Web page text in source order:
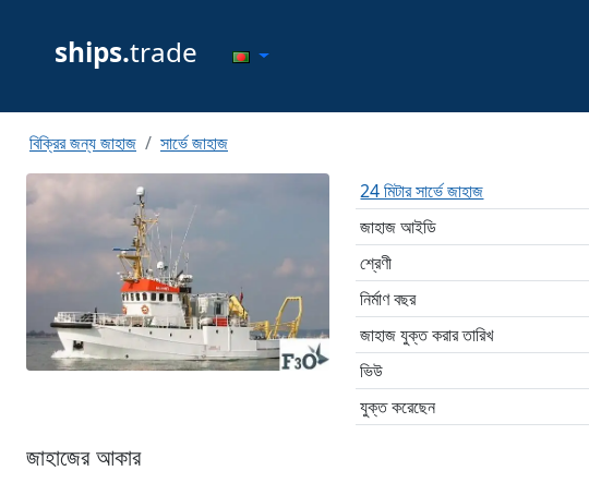
ships.trade
বিক্রির জন্য জাহাজ
সার্ভে জাহাজ
24 মিটার সার্ভে জাহাজ
জাহাজ আইডি
শ্রেণী
নির্মাণ বছর
জাহাজ যুক্ত করার তারিখ
ভিউ
যুক্ত করেছেন
জাহাজের আকার